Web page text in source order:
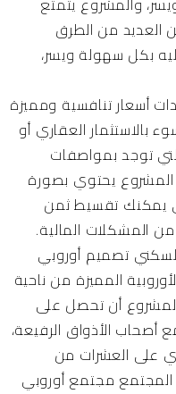
العديد من الطرق
بكل سهولة ويسر،
أسعار تنافسية ومميزة
بالاستثمار العقاري أو
توجد بمواصفات
يحتوي بصورة
يمكنك تقسيط ثمن
المشكلات المالية.
تصميم أوروبي
المميزة من ناحية
أن تحصل على
أصحاب الأذواق الرفيعة،
على العشرات من
مجتمع أوروبي